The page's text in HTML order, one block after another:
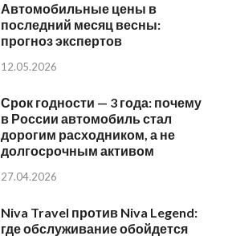
Автомобильные цены в
последний месяц весны:
прогноз экспертов
12.05.2026
Срок годности — 3 года: почему
в России автомобиль стал
дорогим расходником, а не
долгосрочным активом
27.04.2026
Niva Travel против Niva Legend:
где обслуживание обойдется